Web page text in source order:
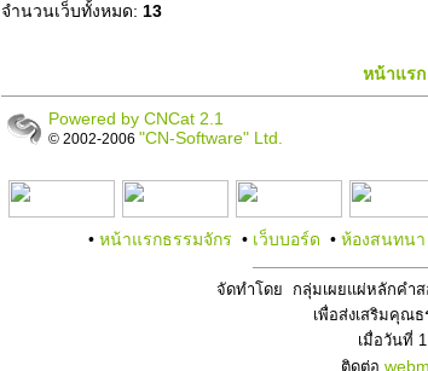
จำนวนเว็บทั้งหมด: 13
หน้าแรก
Powered by CNCat 2.1
© 2002-2006 "CN-Software" Ltd.
• หน้าแรกธรรมจักร • เว็บบอร์ด • ห้องสนทนา
จัดทำโดย กลุ่มเผยแผ่หลักคำ
เพื่อส่งเสริมคุณ
เมื่อวันที่
ติดต่อ